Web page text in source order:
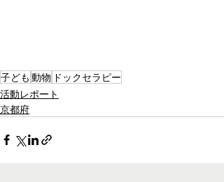
子ども 動物 ドックセラピー
活動レポート
京都府